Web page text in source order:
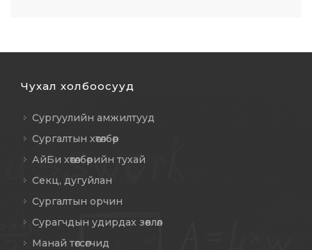
Чухал холбоосууд
Сургуулийн амжилтууд
Сургалтын хөтөлбөр
АйБи хөтөлбөрийн тухай
Секц, дугуйлан
Сургалтын орчин
Сурагчдын удирдах зөвлөл
Манай төгсөгчид